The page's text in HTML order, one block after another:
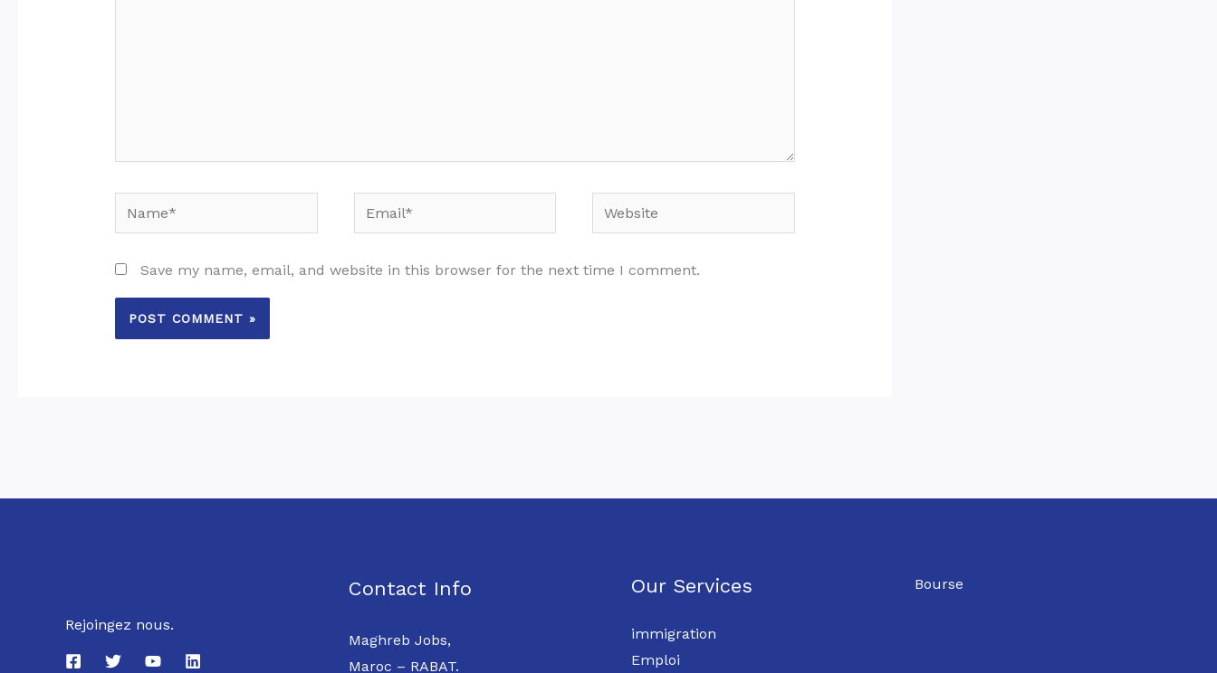
Name* Email* Website
Save my name, email, and website in this browser for the next time I comment.
Rejoingez nous.
Contact Info
Maghreb Jobs,
Maroc – RABAT.
Our Services
immigration
Emploi
Bourse